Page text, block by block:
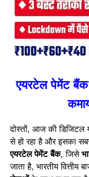
एयरटेल पेमेंट
दोस्तों, आज की
से हो रहा है और इसका
एयरटेल पेमेंट बैंक, जिसे
जाता है, भारतीय वित्तीय